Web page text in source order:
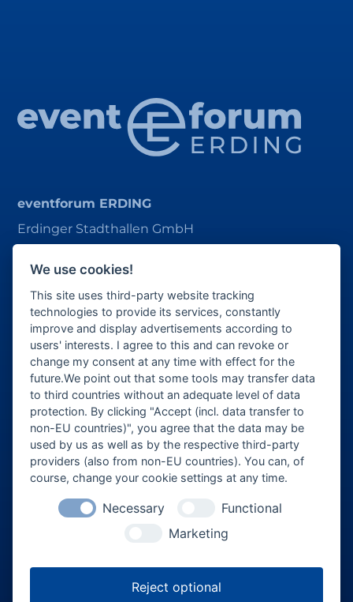
Veranstalter-Bereich
Besucher-Bereich
eventforum ERDING
Erdinger Stadthallen GmbH
85435 Erding
ticket@eventforum-erding.de
veranstaltung@eventforum-erding.de
We use cookies!
This site uses third-party website tracking
technologies to provide its services, constantly
improve and display advertisements according to
users' interests. I agree to this and can revoke or
change my consent at any time with effect for the
future.We point out that some tools may transfer data
to third countries without an adequate level of data
protection. By clicking "Accept (incl. data transfer to
non-EU countries)", you agree that the data may be
used by us as well as by the respective third-party
providers (also from non-EU countries). You can, of
course, change your cookie settings at any time.
Necessary
Functional
Marketing
Reject optional